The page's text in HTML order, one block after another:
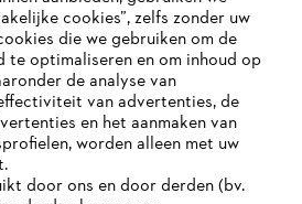
cookies”, zelfs zonder uw
die we gebruiken om de
optimaliseren en om inhoud op
de analyse van
van advertenties, de
en het aanmaken van
worden alleen met uw
door ons en door derden (bv.